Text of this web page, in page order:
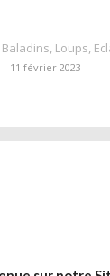
Loups,
11 février 2023